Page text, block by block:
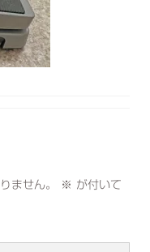
ません。 ※ が付いて